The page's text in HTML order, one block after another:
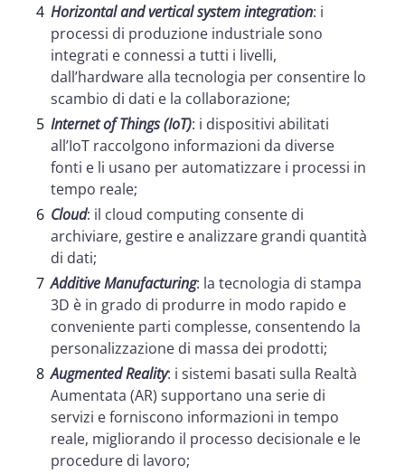
Horizontal and vertical system integration: i
processi di produzione industriale sono
integrati e connessi a tutti i livelli,
dall’hardware alla tecnologia per consentire lo
scambio di dati e la collaborazione;
Internet of Things (IoT): i dispositivi abilitati
all’IoT raccolgono informazioni da diverse
fonti e li usano per automatizzare i processi in
tempo reale;
Cloud: il cloud computing consente di
archiviare, gestire e analizzare grandi quantità
di dati;
Additive Manufacturing: la tecnologia di stampa
3D è in grado di produrre in modo rapido e
conveniente parti complesse, consentendo la
personalizzazione di massa dei prodotti;
Augmented Reality: i sistemi basati sulla Realtà
Aumentata (AR) supportano una serie di
servizi e forniscono informazioni in tempo
reale, migliorando il processo decisionale e le
procedure di lavoro;